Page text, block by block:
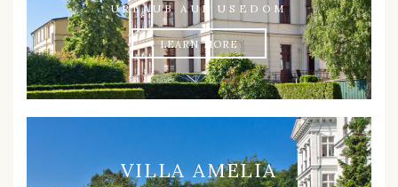
URLAUB AUF USEDOM
LEARN MORE
VILLA AMELIA